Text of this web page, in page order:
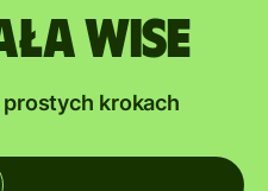
Wise
krokach